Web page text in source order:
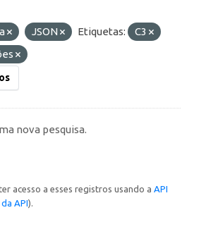
JSON Etiquetas:
C3
nova pesquisa.
acesso a esses registros usando a API
API).